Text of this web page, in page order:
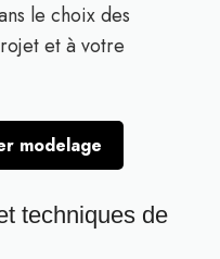
le choix des
et à votre
modelage
techniques de